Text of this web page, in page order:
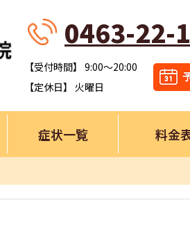
0463-22-
【受付時間】 9:00～20:00
【定休日】 火曜日
症状一覧 料金